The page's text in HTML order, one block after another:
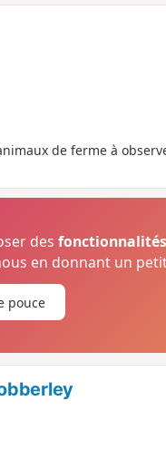
de ferme à
des
en donnant un
pouce